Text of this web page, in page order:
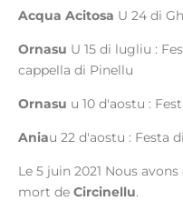
Acqua Acitosa U 24 di
Ornasu U 15 di lugliu :
cappella di Pinellu
Ornasu u 10 d'aostu :
Aniau 22 d'aostu : Festa
Le 5 juin 2021 Nous
mort de Circinellu.